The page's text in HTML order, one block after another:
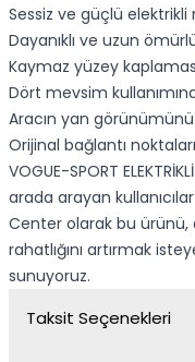
Sessiz ve güçlü
Dayanıklı ve uzun
Kaymaz yüzey
Dört mevsim
Aracın yan
Orijinal bağlantı
VOGUE-SPORT
arada arayan
Center olarak bu ürünü,
rahatlığını artırmak
sunuyoruz.
Taksit Seçenekleri